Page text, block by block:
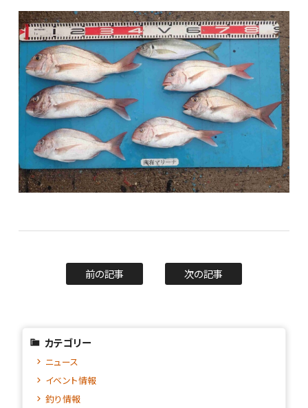
前の記事 次の記事
カテゴリー
ニュース
イベント情報
釣り情報